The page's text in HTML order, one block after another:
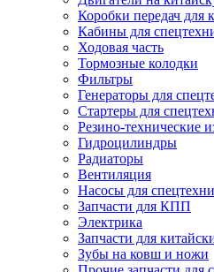
Коробки передач для
Кабины для
Ходовая часть
Тормозные колодки
Фильтры
Генераторы для
Стартеры для
Резино-технические
Гидроцилиндры
Радиаторы
Вентиляция
Насосы для
Запчасти для КПП
Электрика
Запчасти для
Зубы на ковш и ножи